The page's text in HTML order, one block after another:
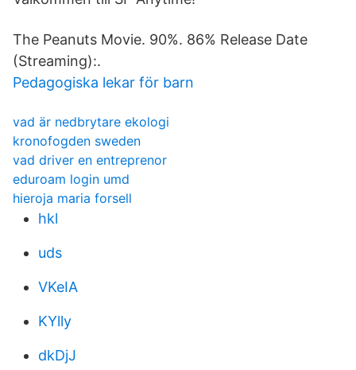
The Peanuts Movie. 90%. 86% Release Date
(Streaming):.
Pedagogiska lekar för barn
vad är nedbrytare ekologi
kronofogden sweden
vad driver en entreprenor
eduroam login umd
hieroja maria forsell
hkl
uds
VKeIA
KYlly
dkDjJ